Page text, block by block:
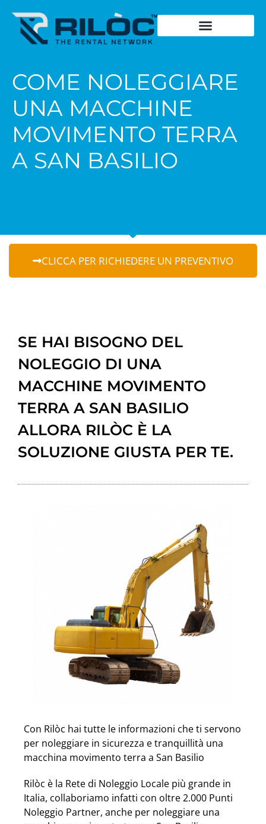
COME NOLEGGIARE
UNA MACCHINE
MOVIMENTO TERRA
A SAN BASILIO
CLICCA PER RICHIEDERE UN PREVENTIVO
SE HAI BISOGNO DEL
NOLEGGIO DI UNA
MACCHINE MOVIMENTO
TERRA A SAN BASILIO
ALLORA RILÒC È LA
SOLUZIONE GIUSTA PER TE.
Con Rilòc hai tutte le informazioni che ti servono
per noleggiare in sicurezza e tranquillità una
macchina movimento terra a San Basilio
Rilòc è la Rete di Noleggio Locale più grande in
Italia, collaboriamo infatti con oltre 2.000 Punti
Noleggio Partner, anche per noleggiare una